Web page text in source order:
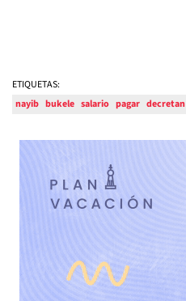
ETIQUETAS:
nayib bukele salario pagar decretan